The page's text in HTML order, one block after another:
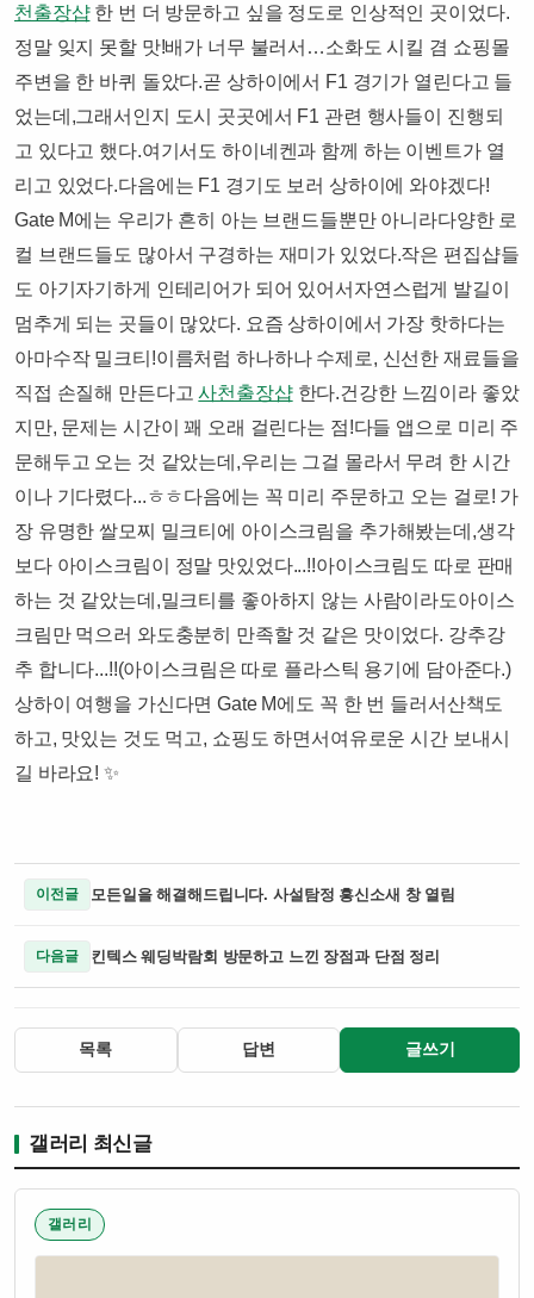
천출장샵한 번 더 방문하고 싶을 정도로 인상적인 곳이었다.
정말 잊지 못할 맛!​​배가 너무 불러서…소화도 시킬 겸 쇼핑몰
주변을 한 바퀴 돌았다.​곧 상하이에서 F1 경기가 열린다고 들
었는데,그래서인지 도시 곳곳에서 F1 관련 행사들이 진행되
고 있다고 했다.여기서도 하이네켄과 함께 하는 이벤트가 열
리고 있었다.다음에는 F1 경기도 보러 상하이에 와야겠다!​​
Gate M에는 우리가 흔히 아는 브랜드들뿐만 아니라다양한 로
컬 브랜드들도 많아서 구경하는 재미가 있었다.작은 편집샵들
도 아기자기하게 인테리어가 되어 있어서자연스럽게 발길이
멈추게 되는 곳들이 많았다. ​​요즘 상하이에서 가장 핫하다는
아마수작 밀크티!이름처럼 하나하나 수제로, 신선한 재료들을
직접 손질해 만든다고사천출장샵한다.건강한 느낌이라 좋았
지만, 문제는 시간이 꽤 오래 걸린다는 점!​다들 앱으로 미리 주
문해두고 오는 것 같았는데,우리는 그걸 몰라서 무려 한 시간
이나 기다렸다...ㅎㅎ다음에는 꼭 미리 주문하고 오는 걸로! ​​가
장 유명한 쌀모찌 밀크티에 아이스크림을 추가해봤는데,생각
보다 아이스크림이 정말 맛있었다...!!아이스크림도 따로 판매
하는 것 같았는데,​밀크티를 좋아하지 않는 사람이라도아이스
크림만 먹으러 와도충분히 만족할 것 같은 맛이었다. 강추강
추 합니다...!!​​(아이스크림은 따로 플라스틱 용기에 담아준다.)​​​​
상하이 여행을 가신다면 Gate M에도 꼭 한 번 들러서산책도
하고, 맛있는 것도 먹고, 쇼핑도 하면서여유로운 시간 보내시
길 바라요! ✨
이전글 모든일을 해결해드립니다. 사설탐정 흥신소새 창 열림
다음글 킨텍스 웨딩박람회 방문하고 느낀 장점과 단점 정리
목록 답변 글쓰기
갤러리 최신글
갤러리